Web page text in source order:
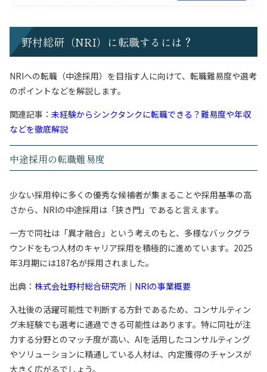
野村総研（NRI）に転職するには？
NRIへの転職（中途採用）を目指す人に向けて、転職難易度や選考
のポイントなどを解説します。
関連記事： 未経験からシンクタンクに転職できる？難易度や年収
などを徹底解説
中途採用の転職難易度
少ない採用枠に多くの優秀な候補者が集まることや採用基準の高
さから、NRIの中途採用は「狭き門」であると言えます。
一方で同社は「異才融合」という考えのもと、多様なバックグラ
ウンドをもつ人材のキャリア採用を積極的に進めています。2025
年3月期には187名が採用されました。
出典： 株式会社野村総合研究所｜NRIの事業概要
入社後の活躍可能性で判断する方針であるため、コンサルティン
グ未経験でも選考に通過できる可能性はあります。特に同社が注
力する分野とのマッチ度が高い、AIを活用したコンサルティング
やソリューションに精通している人材は、内定獲得のチャンスが
大きく広がるでしょう。